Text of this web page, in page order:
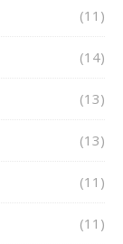
(11)
(14)
(13)
(13)
(11)
(11)